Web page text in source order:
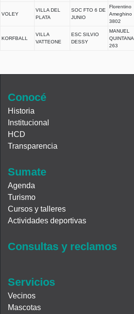
VOLEY
VILLA DEL
PLATA
SOC FTO 6 DE
JUNIO
Florentino
Ameghino
3802
KORFBALL
VILLA
VATTEONE
ESC SILVIO
DESSY
MANUEL
QUINTANA
263
Conocé
Historia
Institucional
HCD
Transparencia
Sumate
Agenda
Turismo
Cursos y talleres
Actividades deportivas
Consultas y reclamos
Servicios
Vecinos
Mascotas